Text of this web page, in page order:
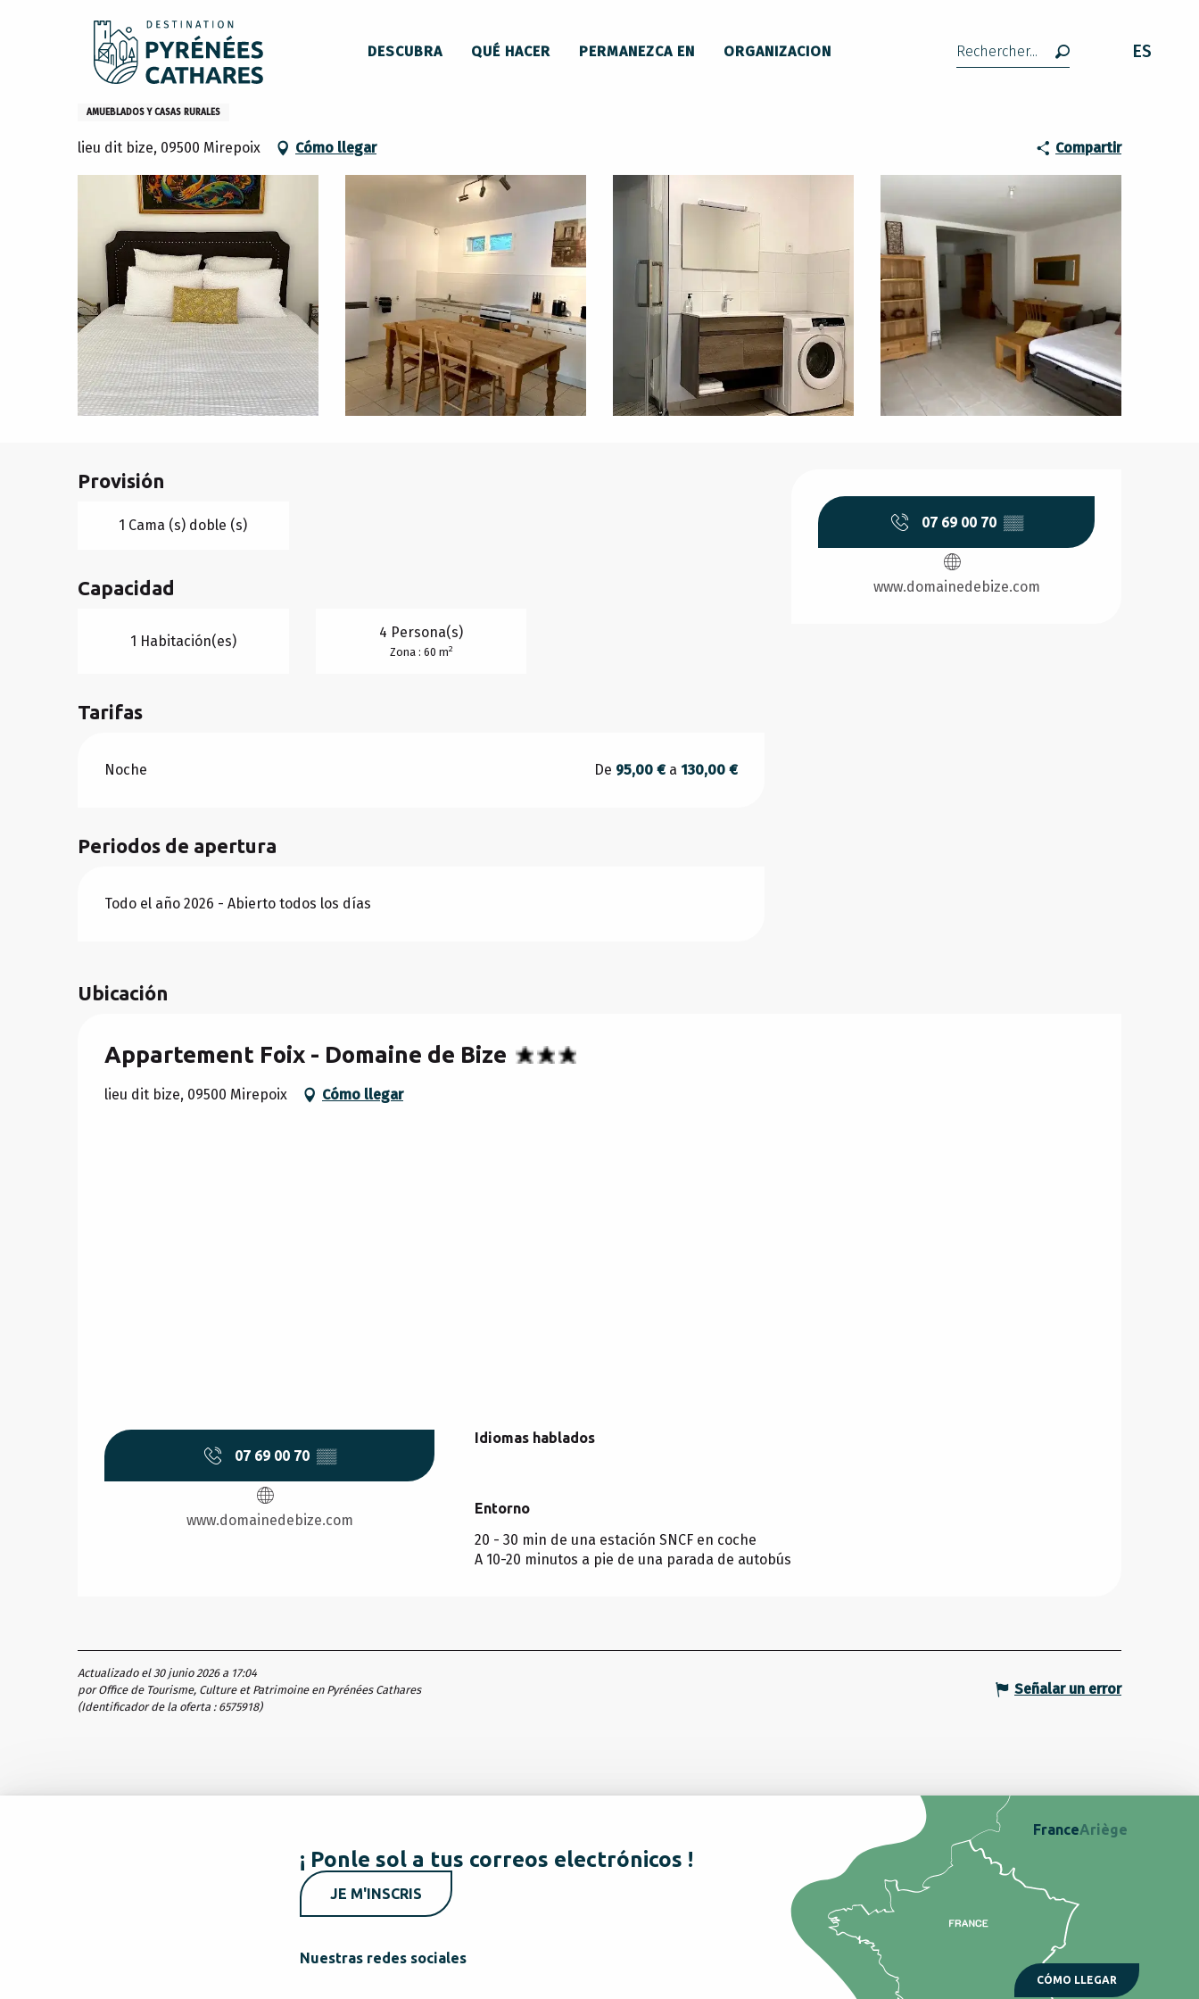
Buscar ES
DESCUBRA QUÉ HACER PERMANEZCA EN ORGANIZACION
Inicio Permanezca en
Appartement Foix - Domaine de Bize
AMUEBLADOS Y CASAS RURALES
lieu dit bize, 09500 Mirepoix Cómo llegar Compartir
Horarios y datos de
07 69 00 70 ▒▒
www.domainedebize.com
Provisión
1 Cama (s) doble (s)
Capacidad
1 Habitación(es) 4 Persona(s)
Zona : 60 m2
Tarifas
Tarifas 2026
Noche De 95,00 €a130,00 €
Periodos de apertura
Todo el año 2026 - Abierto todos los días
Ubicación
Appartement Foix - Domaine de Bize
lieu dit bize, 09500 Mirepoix Cómo llegar
07 69 00 70 ▒▒
www.domainedebize.com
Idiomas hablados
Idiomas hablados
Entorno
Entorno
20 - 30 min de una estación SNCF en coche
A 10-20 minutos a pie de una parada de autobús
Actualizado el 30 junio 2026 a 17:04
por Office de Tourisme, Culture et Patrimoine en Pyrénées Cathares
(Identificador de la oferta : 6575918)
Señalar un error
¡ Ponle sol a tus correos electrónicos !
JE M'INSCRIS
Nuestras redes sociales
CÓMO LLEGAR
FranceAriège